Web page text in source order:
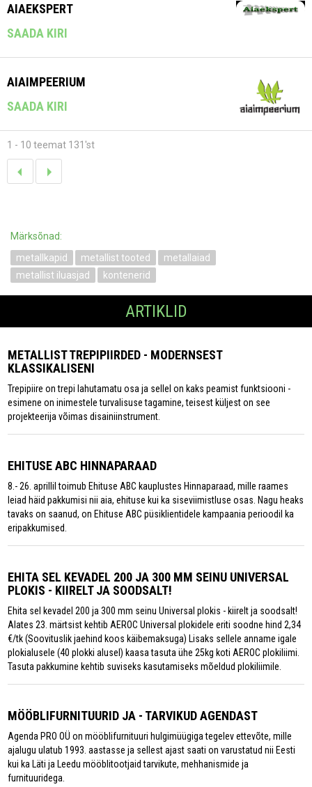
AIAEKSPERT
SAADA KIRI
AIAIMPEERIUM
SAADA KIRI
1 - 10 teemat 131'st
Märksõnad:
metallkapid
metallist tooted
metallaiad
metallist iluasjad
kontenerid
ARTIKLID
METALLIST TREPIPIIRDED - MODERNSEST
KLASSIKALISENI
Trepipiire on trepi lahutamatu osa ja sellel on kaks peamist funktsiooni -
esimene on inimestele turvalisuse tagamine, teisest küljest on see
projekteerija võimas disainiinstrument.
EHITUSE ABC HINNAPARAAD
8.- 26. aprillil toimub Ehituse ABC kauplustes Hinnaparaad, mille raames
leiad häid pakkumisi nii aia, ehituse kui ka siseviimistluse osas. Nagu heaks
tavaks on saanud, on Ehituse ABC püsiklientidele kampaania perioodil ka
eripakkumised.
EHITA SEL KEVADEL 200 JA 300 MM SEINU UNIVERSAL
PLOKIS - KIIRELT JA SOODSALT!
Ehita sel kevadel 200 ja 300 mm seinu Universal plokis - kiirelt ja soodsalt!
Alates 23. märtsist kehtib AEROC Universal plokidele eriti soodne hind 2,34
€/tk (Soovituslik jaehind koos käibemaksuga) Lisaks sellele anname igale
plokialusele (40 plokki alusel) kaasa tasuta ühe 25kg koti AEROC plokiliimi.
Tasuta pakkumine kehtib suviseks kasutamiseks mõeldud plokiliimile.
MÖÖBLIFURNITUURID JA - TARVIKUD AGENDAST
Agenda PRO OÜ on mööblifurnituuri hulgimüügiga tegelev ettevõte, mille
ajalugu ulatub 1993. aastasse ja sellest ajast saati on varustatud nii Eesti
kui ka Läti ja Leedu mööblitootjaid tarvikute, mehhanismide ja
furnituuridega.